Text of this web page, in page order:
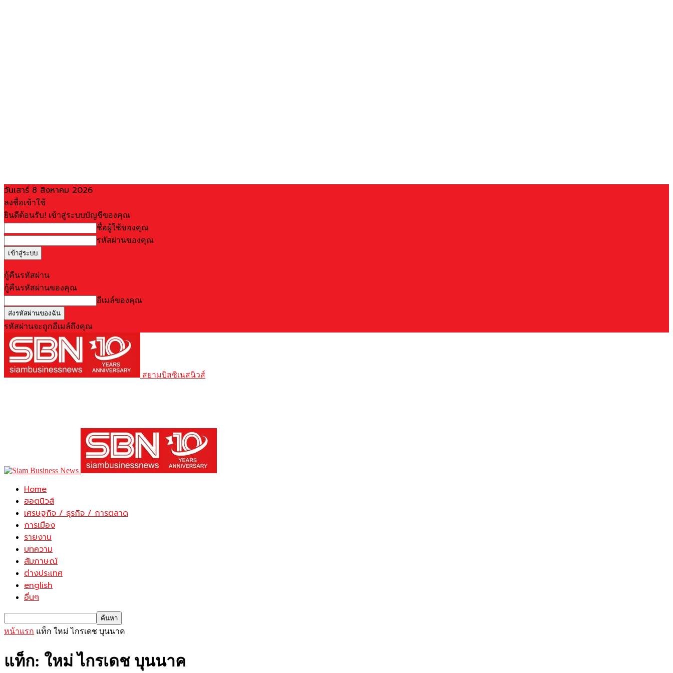
วันเสาร์ 8 สิงหาคม 2026
ลงชื่อเข้าใช้
ยินดีต้อนรับ! เข้าสู่ระบบบัญชีของคุณ
ชื่อผู้ใช้ของคุณ
รหัสผ่านของคุณ
กู้คืนรหัสผ่าน
กู้คืนรหัสผ่านของคุณ
อีเมล์ของคุณ
รหัสผ่านจะถูกอีเมล์ถึงคุณ
สยามบิสซิเนสนิวส์
Home
ฮอตนิวส์
เศรษฐกิจ / ธุรกิจ / การตลาด
การเมือง
รายงาน
บทความ
สัมภาษณ์
ต่างประเทศ
english
อื่นๆ
หน้าแรก แท็ก ใหม่ ไกรเดช บุนนาค
แท็ก: ใหม่ ไกรเดช บุนนาค